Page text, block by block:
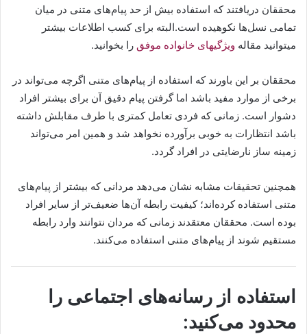
محققان دریافتند که استفاده بیش از حد پیام‌های متنی در میان
تمامی نسل‌ها نکوهیده است.البته برای کسب اطلاعات بیشتر
میتوانید مقاله ویژگیهای خانواده موفق را بخوانید.
محققان بر این باورند که استفاده از پیام‌های متنی اگرچه می‌تواند در
برخی از موارد مفید باشد اما گرفتن پیام دقیق آن برای بیشتر افراد
دشوار است. زمانی که فردی تعامل کمتری با طرف مقابلش داشته
باشد انتظارات به خوبی برآورده نخواهد شد و همین امر می‌تواند
زمینه ساز نارضایتی در افراد گردد.
همچنین تحقیقات مشابه نشان می‌دهد مردانی که بیشتر از پیام‌های
متنی استفاده کرده‌اند؛ کیفیت رابطه آن‌ها ضعیف‌تر از سایر افراد
بوده است. محققان معتقدند زمانی که مردان نتوانند وارد رابطه
مستقیم شوند از پیام‌های متنی استفاده می‌کنند.
استفاده از رسانه‌های اجتماعی را
محدود می‌کنید: